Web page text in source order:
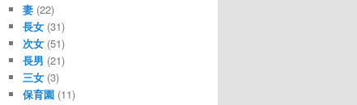
妻(22)
長女(31)
次女(51)
長男 (21)
三女(3)
保育園(11)